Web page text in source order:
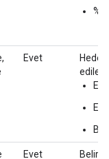
Evet
Evet
Belirli